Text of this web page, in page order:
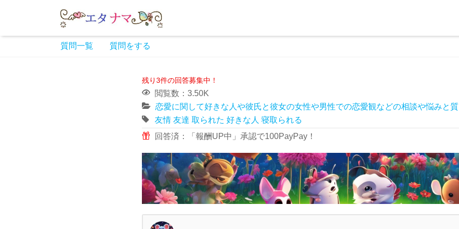
質問一覧 質問をする
残り3件の回答募集中！
閲覧数：3.50K
恋愛に関して好きな人や彼氏と彼女の女性や男性での恋愛観などの相談や悩みと
友情 友達 取られた 好きな人 寝取られる
回答済：「報酬UP中」承認で100PayPay！